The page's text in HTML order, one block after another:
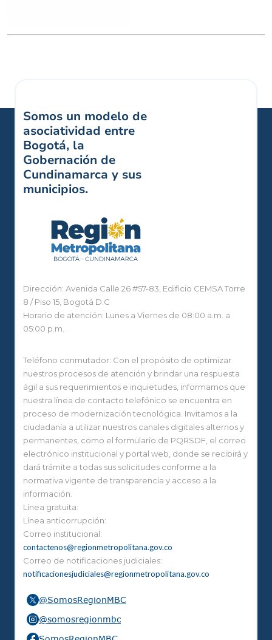
Somos un modelo de
asociatividad entre
Bogotá, la
Gobernación de
Cundinamarca y sus
municipios.
Dirección: Avenida Calle 26 #57-83, Edificio CEMSA Torre
8 / Piso 15, Bogotá D.C
Horario de atención: Lunes a Viernes de 08:00 a.m. a
05:00 p.m.
Teléfono conmutador: Con el propósito de optimizar
nuestros procesos de atención y brindar una respuesta
ágil a sus requerimientos e inquietudes, informamos que
nuestra línea de contacto telefónico se encuentra en
proceso de modernización tecnológica. Invitamos a la
ciudadanía a utilizar nuestros canales digitales alternos y
permanentes, como el formulario de PQRSDF, el correo
electrónico institucional y portal web, donde se recibirá y
dará trámite a todas sus solicitudes conforme a la
normativa vigente de transparencia y acceso a la
información.
Línea gratuita:
Línea anticorrupción:
Correo institucional:
contactenos@regionmetropolitana.gov.co
Correo de notificaciones judiciales:
notificacionesjudiciales@regionmetropolitana.gov.co
@SomosRegionMBC
@somosregionmbc